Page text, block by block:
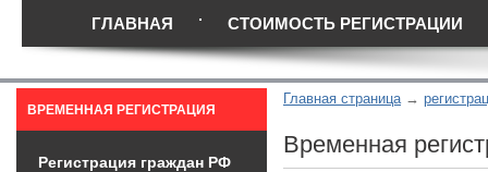
ГЛАВНАЯ СТОИМОСТЬ РЕГИСТРАЦИИ
Главная страница
Временная
ВРЕМЕННАЯ РЕГИСТРАЦИЯ
Регистрация граждан РФ